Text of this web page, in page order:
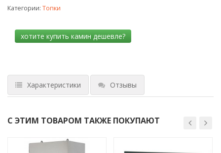
Категории: Топки
Характеристики Отзывы
С ЭТИМ ТОВАРОМ ТАКЖЕ ПОКУПАЮТ